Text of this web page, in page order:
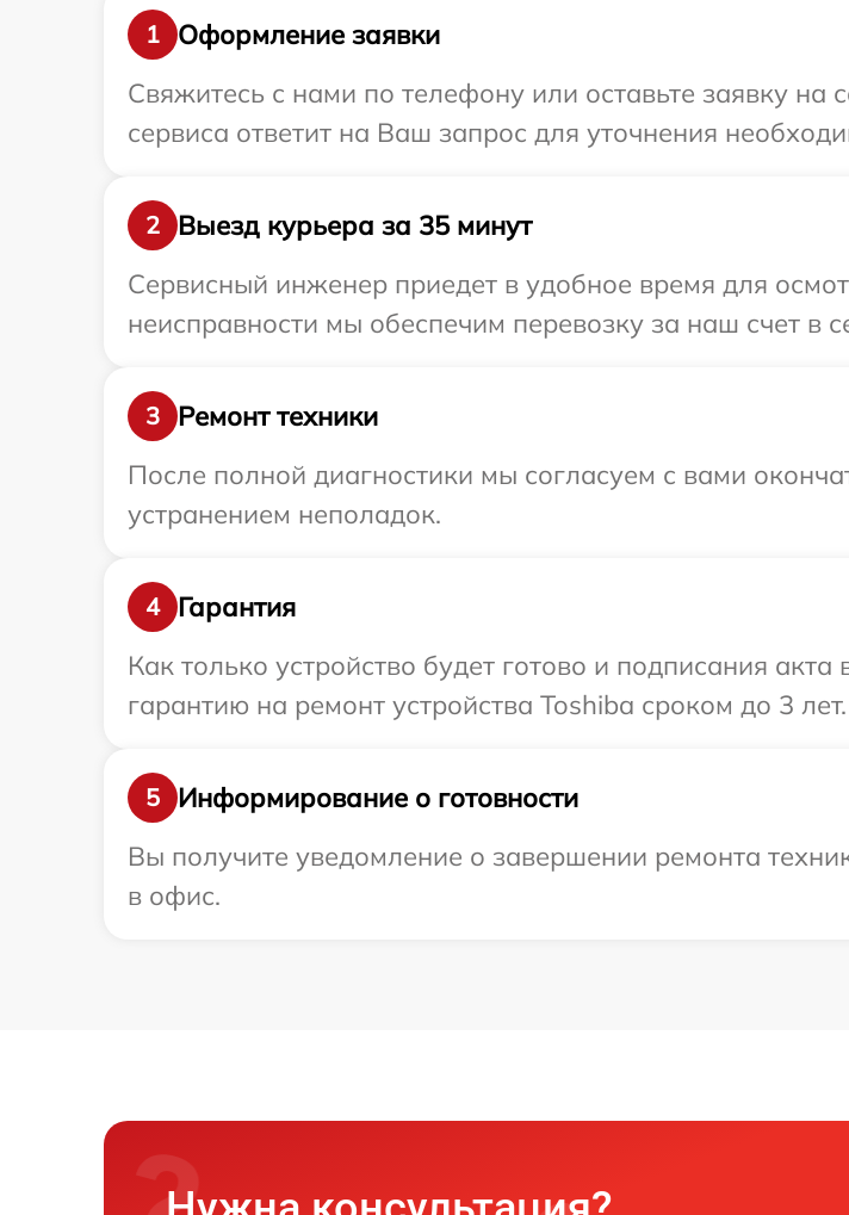
1
Оформление заявки
Свяжитесь с нами по телефону или оставьте заявку на
сервиса ответит на Ваш запрос для уточнения
2
Выезд курьера за 35 минут
Сервисный инженер приедет в удобное время для
неисправности мы обеспечим перевозку за наш счет в
3
Ремонт техники
После полной диагностики мы согласуем с вами
устранением неполадок.
4
Гарантия
Как только устройство будет готово и подписания
гарантию на ремонт устройства Toshiba сроком до 3 лет.
5
Информирование о готовности
Вы получите уведомление о завершении ремонта
в офис.